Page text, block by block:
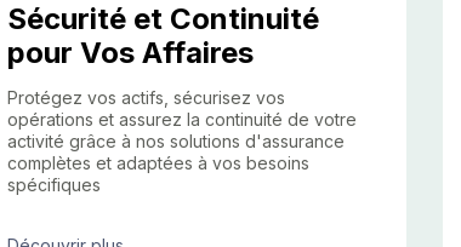
Sécurité et Continuité
pour Vos Affaires
Protégez vos actifs, sécurisez vos
opérations et assurez la continuité de votre
activité grâce à nos solutions d'assurance
complètes et adaptées à vos besoins
spécifiques